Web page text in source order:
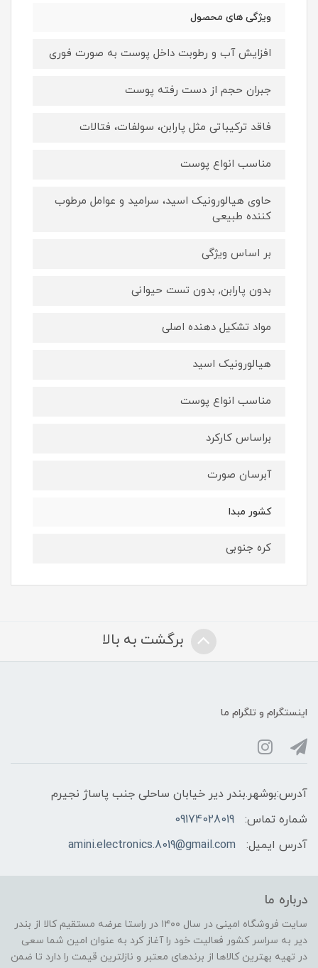
ویژگی های محصول
افزایش آب و رطوبت داخل پوست به صورت فوری
جبران حجم از دست رفته پوست
فاقد ترکیباتی مثل پارابن، سولفات، فتالات
مناسب انواع پوست
حاوی هیالورونیک اسید، سرامید و عوامل مرطوب
کننده طبیعی
بر اساس ویژگی
بدون پارابن, بدون تست حیوانی
مواد تشکیل دهنده اصلی
هیالورونیک اسید
مناسب انواع پوست
براساس کارکرد
آبرسان صورت
کشور مبدا
کره جنوبی
برگشت به بالا
اینستگرام و تلگرام ما
آدرس:بوشهر.بندر دیر خیابان ساحلی جنب پاساژ نجیرم
شماره تماس:
09174028019
آدرس ایمیل:
amini.electronics.8019@gmail.com
درباره ما
سایت فروشگاه امینی در سال ۱۴۰۰ در راستا عرضه مستقیم کالا از بندر
دیر به سراسر کشور فعالیت خود را آغاز کرد به عنوان امین شما سعی
در تهیه بهترین کالاها از برندهای معتبر و نازلترین قیمت را دارد تا ضمن